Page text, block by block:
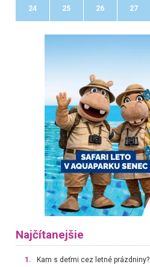
24 25 26 27
Najčítanejšie
1. Kam s deťmi cez letné prázdniny?